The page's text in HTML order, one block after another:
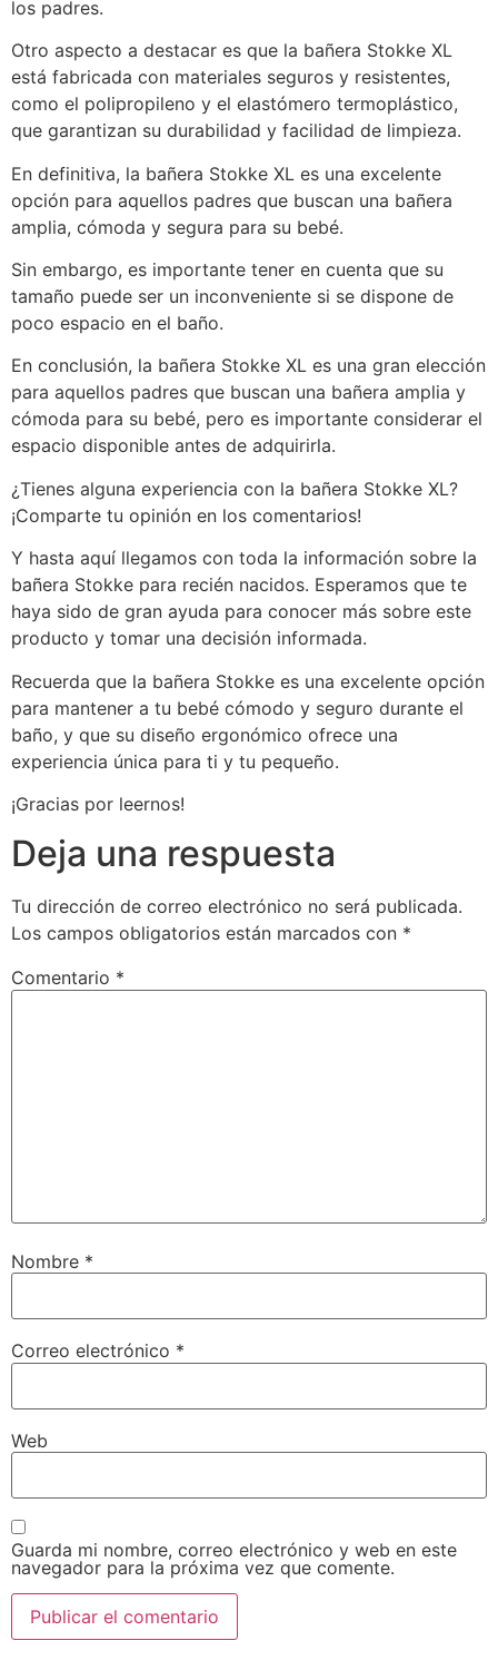
los padres.
Otro aspecto a destacar es que la bañera Stokke XL
está fabricada con materiales seguros y resistentes,
como el polipropileno y el elastómero termoplástico,
que garantizan su durabilidad y facilidad de limpieza.
En definitiva, la bañera Stokke XL es una excelente
opción para aquellos padres que buscan una bañera
amplia, cómoda y segura para su bebé.
Sin embargo, es importante tener en cuenta que su
tamaño puede ser un inconveniente si se dispone de
poco espacio en el baño.
En conclusión, la bañera Stokke XL es una gran elección
para aquellos padres que buscan una bañera amplia y
cómoda para su bebé, pero es importante considerar el
espacio disponible antes de adquirirla.
¿Tienes alguna experiencia con la bañera Stokke XL?
¡Comparte tu opinión en los comentarios!
Y hasta aquí llegamos con toda la información sobre la
bañera Stokke para recién nacidos. Esperamos que te
haya sido de gran ayuda para conocer más sobre este
producto y tomar una decisión informada.
Recuerda que la bañera Stokke es una excelente opción
para mantener a tu bebé cómodo y seguro durante el
baño, y que su diseño ergonómico ofrece una
experiencia única para ti y tu pequeño.
¡Gracias por leernos!
Deja una respuesta
Tu dirección de correo electrónico no será publicada.
Los campos obligatorios están marcados con *
Comentario *
Nombre *
Correo electrónico *
Web
Guarda mi nombre, correo electrónico y web en este
navegador para la próxima vez que comente.